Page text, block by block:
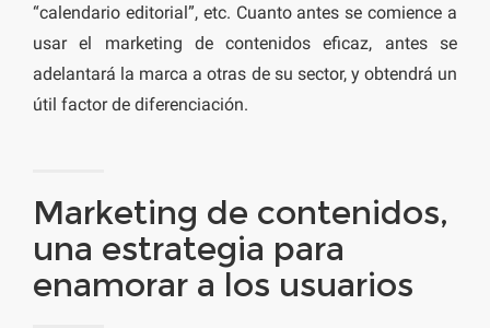
“calendario editorial”, etc. Cuanto antes se comience a
usar el marketing de contenidos eficaz, antes se
adelantará la marca a otras de su sector, y obtendrá un
útil factor de diferenciación.
Marketing de contenidos,
una estrategia para
enamorar a los usuarios